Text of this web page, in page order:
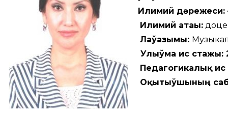
Илимий дәрежеси:
Илимий атағы:
Лаўазымы:
Улыўма ис стажы:
Педагогикалық
Оқытыўшының